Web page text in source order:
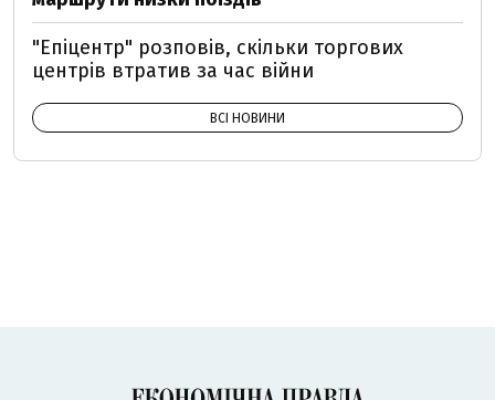
"Епіцентр" розповів, скільки торгових
центрів втратив за час війни
ВСІ НОВИНИ